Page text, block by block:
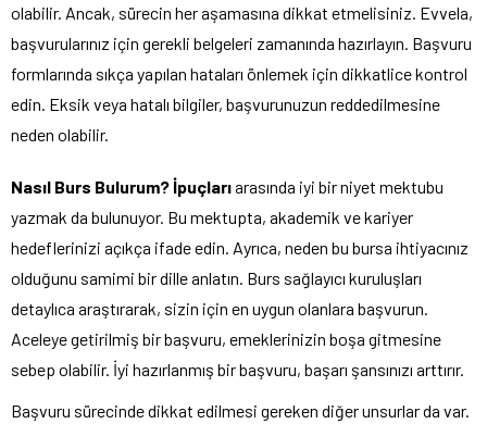
olabilir. Ancak, sürecin her aşamasına dikkat etmelisiniz. Evvela,
başvurularınız için gerekli belgeleri zamanında hazırlayın. Başvuru
formlarında sıkça yapılan hataları önlemek için dikkatlice kontrol
edin. Eksik veya hatalı bilgiler, başvurunuzun reddedilmesine
neden olabilir.
Nasıl Burs Bulurum? İpuçlarıarasında iyi bir niyet mektubu
yazmak da bulunuyor. Bu mektupta, akademik ve kariyer
hedeflerinizi açıkça ifade edin. Ayrıca, neden bu bursa ihtiyacınız
olduğunu samimi bir dille anlatın. Burs sağlayıcı kuruluşları
detaylıca araştırarak, sizin için en uygun olanlara başvurun.
Aceleye getirilmiş bir başvuru, emeklerinizin boşa gitmesine
sebep olabilir. İyi hazırlanmış bir başvuru, başarı şansınızı arttırır.
Başvuru sürecinde dikkat edilmesi gereken diğer unsurlar da var.